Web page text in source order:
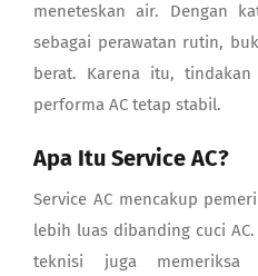
meneteskan air. Dengan
sebagai perawatan rutin,
berat. Karena itu,
performa AC tetap stabil.
Apa Itu Service AC?
Service AC mencakup
lebih luas dibanding cuci
teknisi juga memeriksa